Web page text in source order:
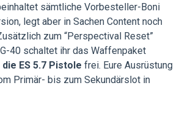
sämtliche Vorbesteller-Boni
legt aber in Sachen Content noch
zum “Perspectival Reset”
40 schaltet ihr das Waffenpaket
ES 5.7 Pistole frei. Eure Ausrüstung
Primär- bis zum Sekundärslot in